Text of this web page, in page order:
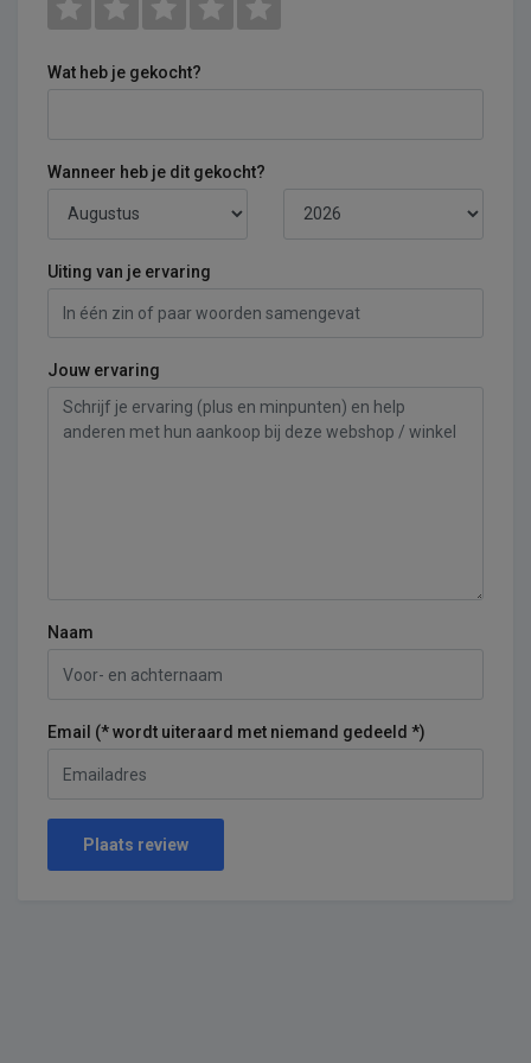
Wat heb je gekocht?
Wanneer heb je dit gekocht?
Uiting van je ervaring
Jouw ervaring
Naam
Email (* wordt uiteraard met niemand gedeeld *)
Plaats review